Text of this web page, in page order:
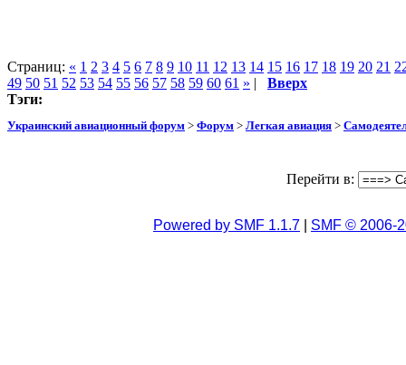
Страниц: « 1 2 3 4 5 6 7 8 9 10 11 12 13 14 15 16 17 18 19 20 21
49 50 51 52 53 54 55 56 57 58 59 60 61 » | Вверх
Тэги:
Украинский авиационный форум > Форум > Легкая авиация >
Перейти в:
Powered by SMF 1.1.7 SMF © 2006-